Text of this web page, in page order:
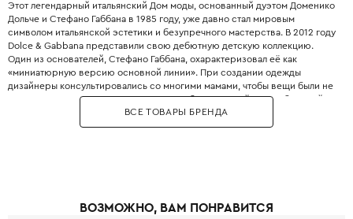
Этот легендарный итальянский Дом моды, основанный дуэтом Доменико
Дольче и Стефано Габбана в 1985 году, уже давно стал мировым
символом итальянской эстетики и безупречного мастерства. В 2012 году
Dolce & Gabbana представили свою дебютную детскую коллекцию.
Один из основателей, Стефано Габбана, охарактеризовал её как
«миниатюрную версию основной линии». При создании одежды
дизайнеры консультировались со многими мамами, чтобы вещи были не
только стильными, но и максимально удобными. Дизайнеры с большой
любовью и вниманием перенесли в детский гардероб все коды
взрослой моды: яркие цветочные принты, благородное кружево,
а главное - сделать его детство по-настоящему незабываемым и
ВСЕ ТОВАРЫ БРЕНДА
ВОЗМОЖНО, ВАМ ПОНРАВИТСЯ